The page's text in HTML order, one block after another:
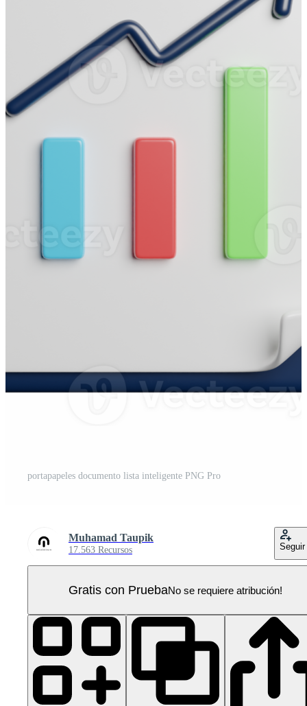
portapapeles documento lista inteligente PNG Pro
Muhamad Taupik
17.563 Recursos Seguir
Gratis con PruebaNo se requiere atribución!